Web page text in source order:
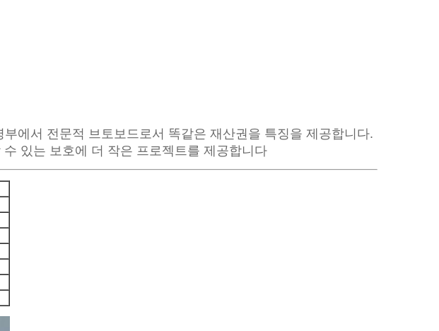
에서 전문적 브토보드로서 똑같은 재산권을 특징을 제공합니다.
있는 보호에 더 작은 프로젝트를 제공합니다